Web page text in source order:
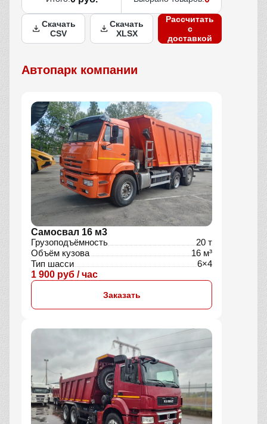
Скачать
CSV
Скачать
XLSX
Рассчитать
с
доставкой
Автопарк компании
Самосвал 16 м3
Грузоподъёмность
20 т
Объём кузова
16 м³
Тип шасси
6×4
1 900 руб / час
Заказать